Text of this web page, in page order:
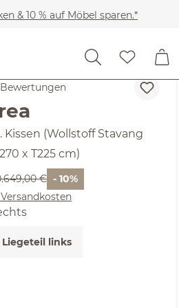
& 10 % auf Möbel sparen.*
von 4.5 von 5 Sternen
Bewertungen
(Wollstoff Stavang
x T225 cm)
Preis:
€ - 10%
Liegeteil links